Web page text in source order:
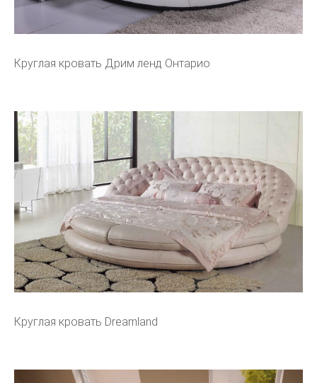
Круглая кровать Дрим ленд Онтарио
Круглая кровать Dreamland